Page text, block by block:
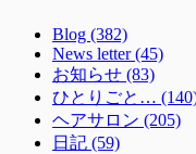
Blog (382)
News letter (45)
お知らせ (83)
ひとりごと…
ヘアサロン (205)
日記 (59)